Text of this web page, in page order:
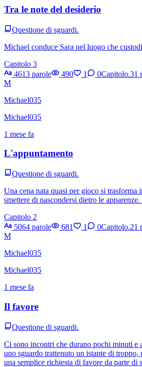
Tra le note del desiderio
Questione di sguardi.
Michael conduce Sara nel luogo che
Capitolo 3
4613 parole
490 1 0Capitolo.31
M
Michael035
Michael035
1 mese fa
L'appuntamento
Questione di sguardi.
Una cena nata quasi per gioco si
smettere di nascondersi dietro le
Capitolo 2
5064 parole
681 1 0Capitolo.21
M
Michael035
Michael035
1 mese fa
Il favore
Questione di sguardi.
Ci sono incontri che durano pochi minuti e
uno sguardo trattenuto un istante di
una semplice richiesta di favore da parte di